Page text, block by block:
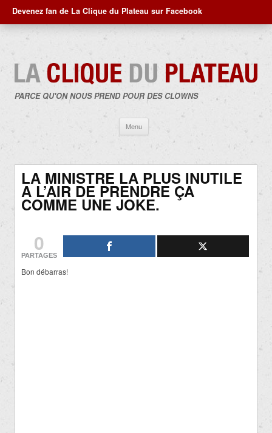
Devenez fan de La Clique du Plateau sur Facebook
PARCE QU'ON NOUS PREND POUR DES CLOWNS
Menu
contenu
LA MINISTRE LA PLUS INUTILE
A L’AIR DE PRENDRE ÇA
COMME UNE JOKE.
0
PARTAGES
Bon débarras!